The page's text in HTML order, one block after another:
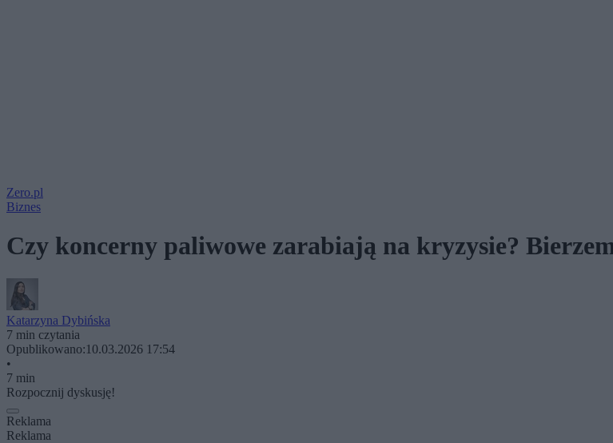
Zero.pl
Biznes
Czy koncerny paliwowe zarabiają na kryzysie?
Katarzyna Dybińska
7 min czytania
Opublikowano:10.03.2026 17:54
•
7 min
Rozpocznij dyskusję!
Reklama
Reklama